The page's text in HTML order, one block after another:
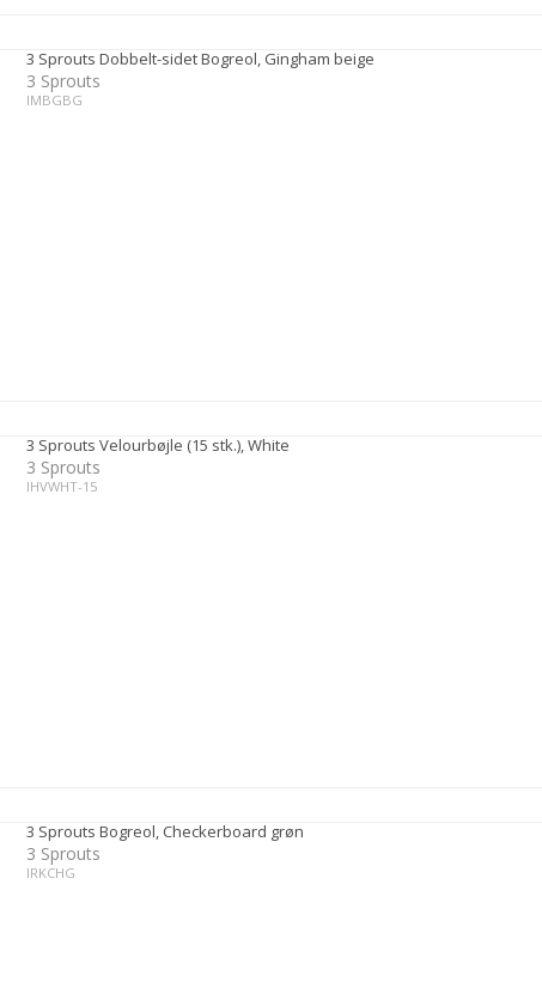
3 Sprouts Dobbelt-sidet Bogreol, Gingham beige
3 Sprouts
IMBGBG
3 Sprouts Velourbøjle (15 stk.), White
3 Sprouts
IHVWHT-15
3 Sprouts Bogreol, Checkerboard grøn
3 Sprouts
IRKCHG